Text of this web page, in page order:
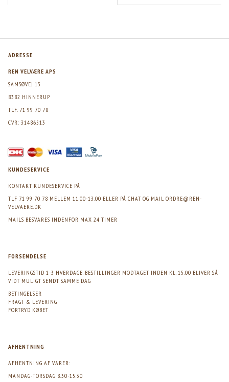
ADRESSE
REN VELVÆRE APS
SAMSØVEJ 13
8382 HINNERUP
TLF. 71 99 70 78
CVR: 31486513
KUNDESERVICE
KONTAKT KUNDESERVICE PÅ
TLF 71 99 70 78 MELLEM 11.00-13.00 ELLER PÅ CHAT OG MAIL ORDRE@REN-
VELVAERE.DK
MAILS BESVARES INDENFOR MAX 24 TIMER
FORSENDELSE
LEVERINGSTID 1-3 HVERDAGE. BESTILLINGER MODTAGET INDEN KL. 15.00 BLIVER SÅ
VIDT MULIGT SENDT SAMME DAG
BETINGELSER
FRAGT & LEVERING
FORTRYD KØBET
AFHENTNING
AFHENTNING AF VARER:
MANDAG-TORSDAG 8.30-15.30